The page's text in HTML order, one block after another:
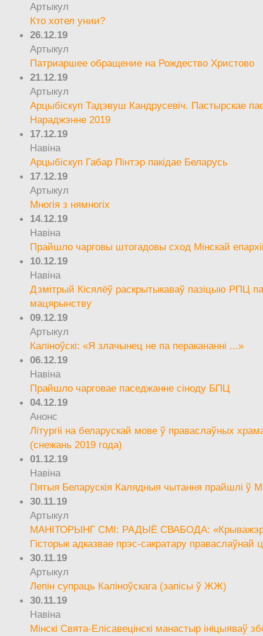
Артыкул
Кто хотел унии?
26.12.19
Артыкул
Патриаршее обращение на Рождество Христово
21.12.19
Артыкул
Арцыбіскуп Тадэвуш Кандрусевіч. Пастырскае
Нараджэнне 2019
17.12.19
Навіна
Арцыбіскуп Габар Пінтэр пакідае Беларусь
17.12.19
Артыкул
Многія з нямногіх
14.12.19
Навіна
Прайшло чарговы штогадовы сход Мінскай
10.12.19
Навіна
Дзмітрый Кісялёў раскрытыкаваў пазіцыю РПЦ
мацярынству
09.12.19
Артыкул
Каліноўскі: «Я злачынец не па перакананні ...»
06.12.19
Навіна
Прайшло чарговае паседжанне сіноду БПЦ
04.12.19
Анонс
Літургіі на беларускай мове ў праваслаўных
(снежань 2019 года)
01.12.19
Навіна
Пятыя Беларускія Калядныя чытання прайшлі ў
30.11.19
Артыкул
МАНІТОРЫНГ СМІ: РАДЫЁ СВАБОДА:
Гісторык адказвае прэс-сакратару праваслаўнай
30.11.19
Артыкул
Лепін супраць Каліноўскага (запісы ў ЖЖ)
30.11.19
Навіна
Мінскі Свята-Елісавецінскі манастыр ініцыяваў